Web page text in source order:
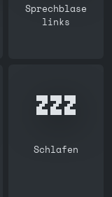
Sprechblase
links
💤
Schlafen